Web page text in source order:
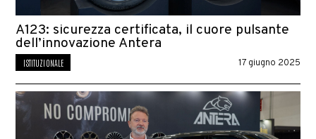
A123: sicurezza certificata, il cuore pulsante
dell’innovazione Antera
ISTITUZIONALE 17 giugno 2025